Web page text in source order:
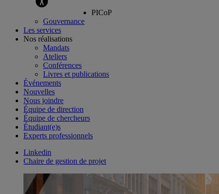
PICoP
Gouvernance
Les services
Nos réalisations
Mandats
Ateliers
Conférences
Livres et publications
Événements
Nouvelles
Nous joindre
Équipe de direction
Équipe de chercheurs
Étudiant(e)s
Experts professionnels
Linkedin
Chaire de gestion de projet